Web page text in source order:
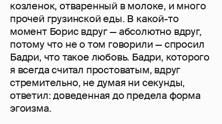
козленок, отваренный в молоке, и много
прочей грузинской еды. В какой-то
момент Борис вдруг — абсолютно вдруг,
потому что не о том говорили — спросил
Бадри, что такое любовь. Бадри, которого
я всегда считал простоватым, вдруг
стремительно, не думая ни секунды,
ответил: доведенная до предела форма
эгоизма.